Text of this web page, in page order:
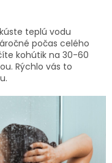
teplú vodu
počas celého
kohútik na 30-60
Rýchlo vás to